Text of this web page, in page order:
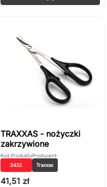
TRAXXAS - nożyczki
zakrzywione
Kod Produktu
3432
Producent:
Traxxas
41,51 zł